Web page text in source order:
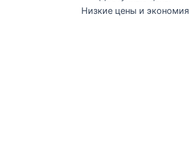
Низкие цены и экономия